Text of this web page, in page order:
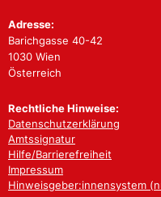
Adresse:
Barichgasse 40-42
1030 Wien
Österreich
Rechtliche Hinweise:
Datenschutzerklärung
Amtssignatur
Hilfe/Barrierefreiheit
Impressum
Hinweisgeber:innensystem